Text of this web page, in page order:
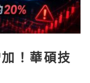
！華碩技